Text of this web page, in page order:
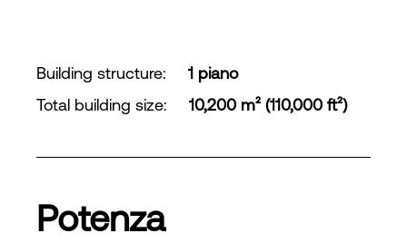
Building structure:
1 piano
Total building size: 10,200 m² (110,000 ft²)
Potenza